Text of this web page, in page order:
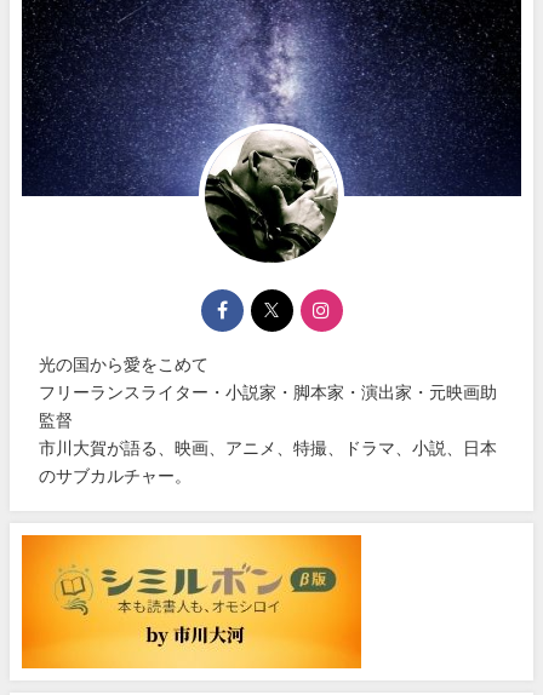
光の国から愛をこめて
フリーランスライター・小説家・脚本家・演出家・元映画助
監督
市川大賀が語る、映画、アニメ、特撮、ドラマ、小説、日本
のサブカルチャー。